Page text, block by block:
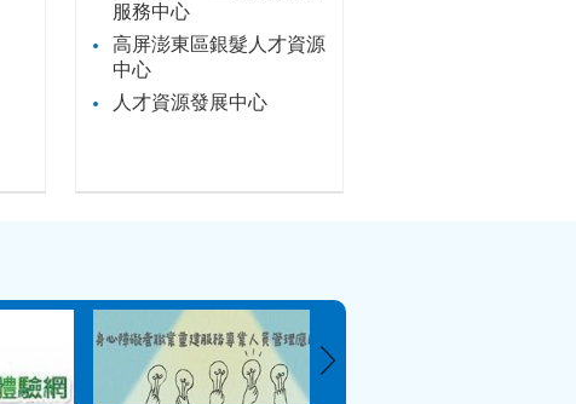
服務中心
高屏澎東區銀髮人才資源
中心
人才資源發展中心